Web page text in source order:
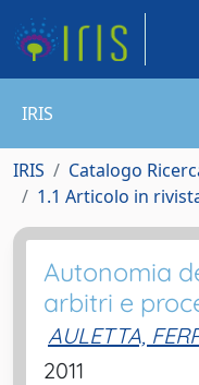
IRIS
IRIS Catalogo
1.1 Articolo in
Autonomia
arbitri e
AULETTA,
2011